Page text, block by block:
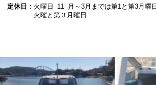
定休日： 火曜日 11 月～3月までは第1と第3月曜
火曜と第３月曜日